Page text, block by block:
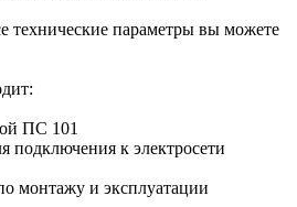
технические параметры вы можете
ПС 101
к электросети
монтажу и эксплуатации